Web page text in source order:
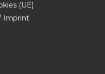
(UE)
Imprint